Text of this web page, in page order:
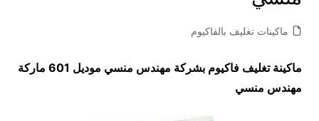
ماكينات تغليف بالفاكيوم
ماكينة تغليف فاكيوم بشركة مهندس منسي موديل 601 ماركة
مهندس منسي